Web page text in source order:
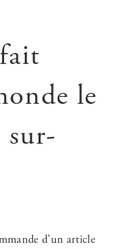
le
sur-
d’un article